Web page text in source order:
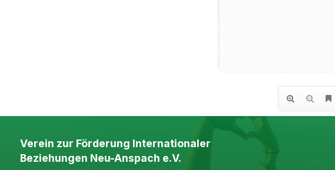
Verein zur Förderung Internationaler
Beziehungen Neu-Anspach e.V.